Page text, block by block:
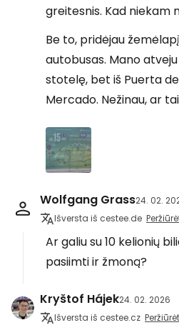
greitesnis. Kad niekam
Be to, pridėjau
autobusas. Mano
stotelę, bet iš Puerta
Mercado. Nežinau, ar
Wolfgang Grass24. 02.
Išversta iš cestee.de
Ar galiu su 10 kelionių
pasiimti ir žmoną?
Kryštof Hájek24. 02. 2026
Išversta iš cestee.cz